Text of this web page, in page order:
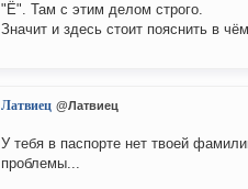
"Ё". Там с этим делом строго.
Значит и здесь стоит пояснить в
Латвиец @Латвиец
У тебя в паспорте нет твоей
проблемы...